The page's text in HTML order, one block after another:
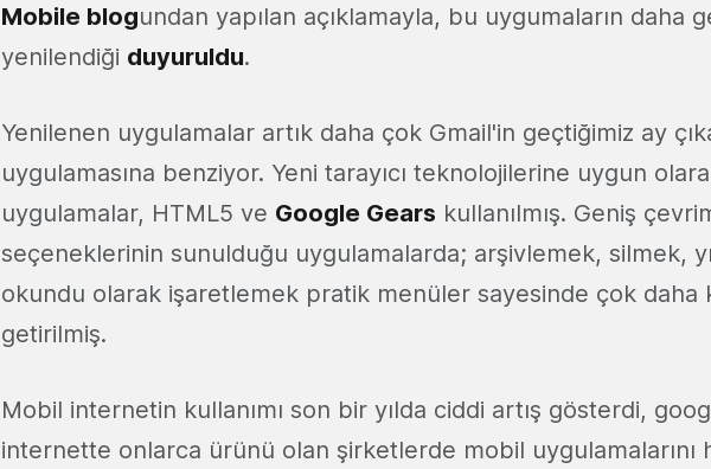
Mobile blogundan yapılan açıklamayla, bu uygumaların daha
yenilendiği duyuruldu.
Yenilenen uygulamalar artık daha çok Gmail'in geçtiğimiz ay
uygulamasına benziyor. Yeni tarayıcı teknolojilerine uygun
uygulamalar, HTML5 ve Google Gears kullanılmış. Geniş
seçeneklerinin sunulduğu uygulamalarda; arşivlemek, silmek,
okundu olarak işaretlemek pratik menüler sayesinde çok daha
getirilmiş.
Mobil internetin kullanımı son bir yılda ciddi artış gösterdi,
internette onlarca ürünü olan şirketlerde mobil uygulamalarını